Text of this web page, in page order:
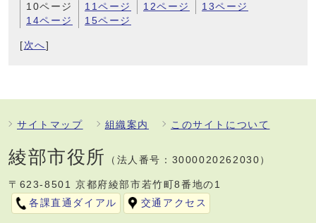
10ページ
11ページ 12ページ
13ページ
14ページ
15ページ
[ 次へ]
サイトマップ 組織案内 このサイトについて
綾部市役所 （法人番号：3000020262030）
〒623-8501 京都府綾部市若竹町8番地の1
各課直通ダイアル
交通アクセス